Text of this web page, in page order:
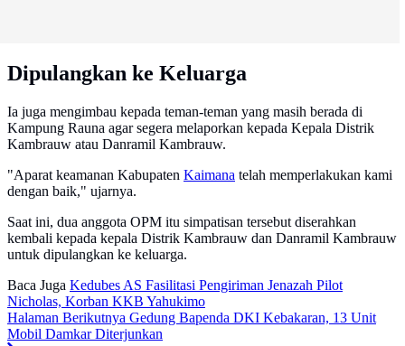
Dipulangkan ke Keluarga
Ia juga mengimbau kepada teman-teman yang masih berada di
Kampung Rauna agar segera melaporkan kepada Kepala Distrik
Kambrauw atau Danramil Kambrauw.
"Aparat keamanan Kabupaten Kaimana telah memperlakukan kami
dengan baik," ujarnya.
Saat ini, dua anggota OPM itu simpatisan tersebut diserahkan
kembali kepada kepala Distrik Kambrauw dan Danramil Kambrauw
untuk dipulangkan ke keluarga.
Baca Juga Kedubes AS Fasilitasi Pengiriman Jenazah Pilot
Nicholas, Korban KKB Yahukimo
Halaman Berikutnya Gedung Bapenda DKI Kebakaran, 13 Unit
Mobil Damkar Diterjunkan